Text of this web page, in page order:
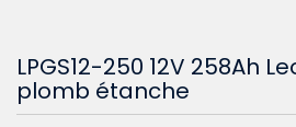
LPGS12-250 12V 258Ah
plomb étanche